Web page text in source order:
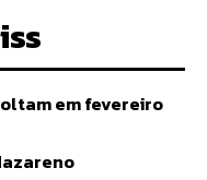
em fevereiro